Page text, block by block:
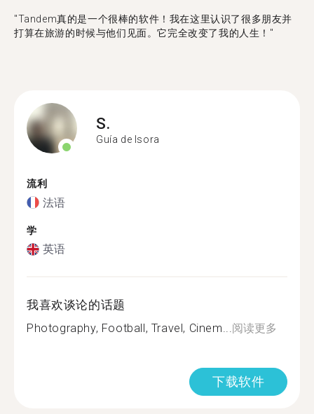
"Tandem真的是一个很棒的软件！我在这里认识了很多朋友并
打算在旅游的时候与他们见面。它完全改变了我的人生！"
S.
Guía de Isora
流利
法语
学
英语
我喜欢谈论的话题
Photography, Football, Travel, Cinem...阅读更多
下载软件